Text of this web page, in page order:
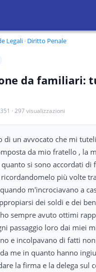
Legali · Diritto Penale
da familiari:
· 297visualizzazioni
di un avvocato che mi
da mio fratello , la
si sono accordati di
più volte
m'incrociavano a
dei soldi e dei
sempre avuto ottimi
passaggio loro dai miei
e incolpavano di fatti
me in quanto hanno
la firma e la delega sul